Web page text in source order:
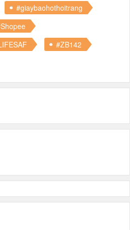
#giaybaohothoitrang
#ZB142